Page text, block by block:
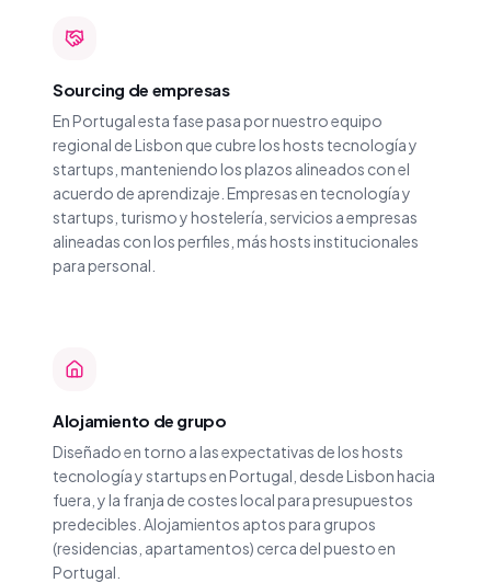
Sourcing de empresas
En Portugal esta fase pasa por nuestro equipo
regional de Lisbon que cubre los hosts tecnología y
startups, manteniendo los plazos alineados con el
acuerdo de aprendizaje. Empresas en tecnología y
startups, turismo y hostelería, servicios a empresas
alineadas con los perfiles, más hosts institucionales
para personal.
Alojamiento de grupo
Diseñado en torno a las expectativas de los hosts
tecnología y startups en Portugal, desde Lisbon hacia
fuera, y la franja de costes local para presupuestos
predecibles. Alojamientos aptos para grupos
(residencias, apartamentos) cerca del puesto en
Portugal.